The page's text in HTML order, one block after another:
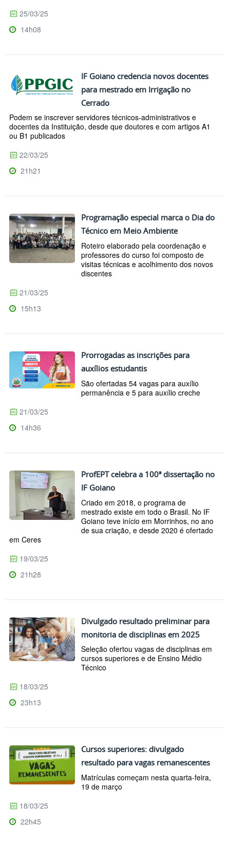
25/03/25
14h08
IF Goiano credencia novos docentes
para mestrado em Irrigação no
Cerrado
Podem se inscrever servidores técnicos-administrativos e
docentes da Instituição, desde que doutores e com artigos A1
ou B1 publicados
22/03/25
21h21
Programação especial marca o Dia do
Técnico em Meio Ambiente
Roteiro elaborado pela coordenação e
professores do curso foi composto de
visitas técnicas e acolhimento dos novos
discentes
21/03/25
15h13
Prorrogadas as inscrições para
auxílios estudantis
São ofertadas 54 vagas para auxílio
permanência e 5 para auxílio creche
21/03/25
14h36
ProfEPT celebra a 100ª dissertação no
IF Goiano
Criado em 2018, o programa de
mestrado existe em todo o Brasil. No IF
Goiano teve início em Morrinhos, no ano
de sua criação, e desde 2020 é ofertado
em Ceres
19/03/25
21h28
Divulgado resultado preliminar para
monitoria de disciplinas em 2025
Seleção ofertou vagas de disciplinas em
cursos superiores e de Ensino Médio
Técnico
18/03/25
23h13
Cursos superiores: divulgado
resultado para vagas remanescentes
Matrículas começam nesta quarta-feira,
19 de março
18/03/25
22h45